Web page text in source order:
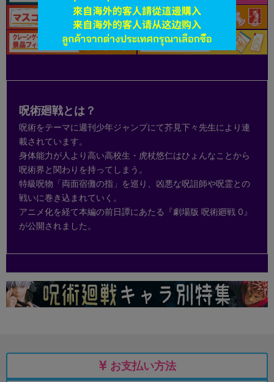
呪術廻戦とは？
呪術をテーマに週刊少年ジャンプにて芥見下々先生により連
載されています。
身体能力が人より高い高校生・虎杖悠仁はひょんなことから
呪術界と関わりを持ってしまう。
特級呪物「両面宿儺の指」を巡り、凶悪な呪詛師や呪霊との
戦いに巻き込まれていく。
アニメ化を経て本編の前日譚にあたる『劇場版 呪術廻戦 0』
が公開されました。
お支払い方法